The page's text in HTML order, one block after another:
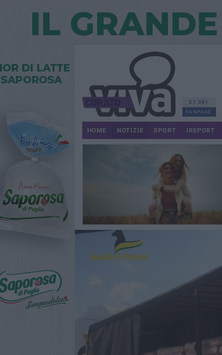
21.381
FANPAGE
HOME NOTIZIE SPORT IREPORT